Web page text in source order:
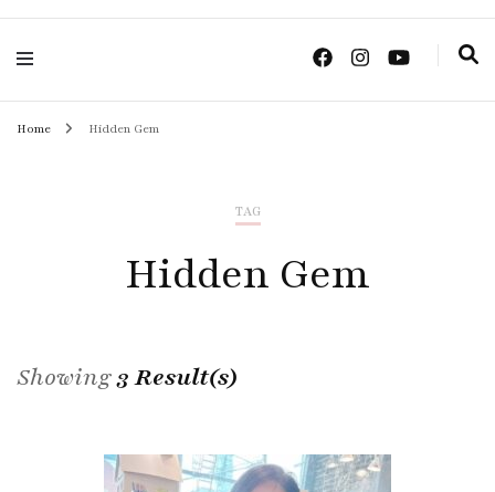
Sisterly Group
Thailand
Home Hidden Gem
TAG
Hidden Gem
Showing3 Result(s)